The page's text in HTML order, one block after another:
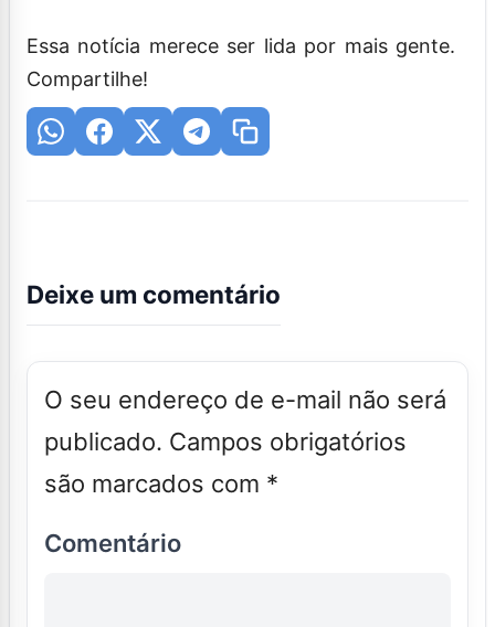
Essa notícia merece ser lida por mais gente.
Compartilhe!
Deixe um comentário
O seu endereço de e-mail não será
publicado. Campos obrigatórios
são marcados com *
Comentário